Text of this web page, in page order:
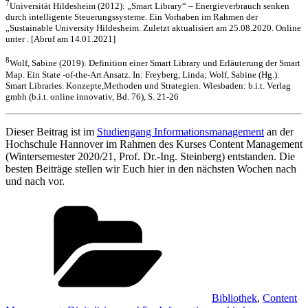
7Universität Hildesheim (2012): „Smart Library“ – Energieverbrauch senken
durch intelligente Steuerungssysteme. Ein Vorhaben im Rahmen der
„Sustainable University Hildesheim. Zuletzt aktualisiert am 25.08.2020. Online
unter . [Abruf am 14.01.2021]
8Wolf, Sabine (2019): Definition einer Smart Library und Erläuterung der Smart
Map. Ein State -of-the-Art Ansatz. In: Freyberg, Linda; Wolf, Sabine (Hg.):
Smart Libraries. Konzepte,Methoden und Strategien. Wiesbaden: b.i.t. Verlag
gmbh (b.i.t. online innovativ, Bd. 76), S. 21-26
Dieser Beitrag ist im Studiengang Informationsmanagement an der
Hochschule Hannover im Rahmen des Kurses Content Management
(Wintersemester 2020/21, Prof. Dr.-Ing. Steinberg) entstanden. Die
besten Beiträge stellen wir Euch hier in den nächsten Wochen nach
und nach vor.
Bibliothek, Content